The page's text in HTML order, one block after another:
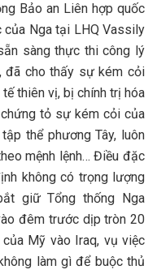
Bảo an Liên hợp quốc
Nga tại LHQ Vassily
sàng thực thi công lý
đã cho thấy sự kém cỏi
tế thiên vị, bị chính trị hóa
tỏ sự kém cỏi của
thể phương Tây, luôn
mệnh lệnh… Điều đặc
không có trọng lượng
giữ Tổng thống Nga
đêm trước dịp tròn 20
Mỹ vào Iraq, vụ việc
làm gì để buộc thủ